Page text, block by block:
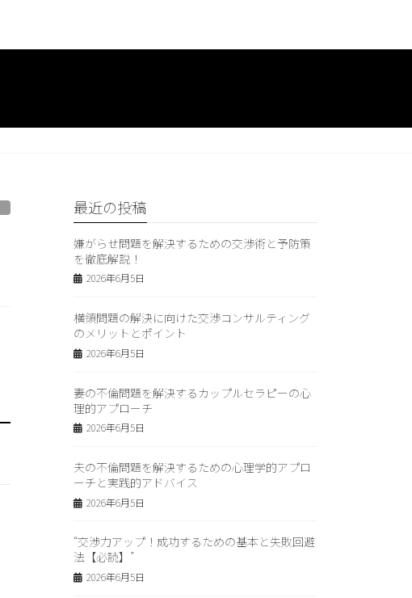
最近の投稿
嫌がらせ問題を解決するための交渉術と予防策
を徹底解説！
2026年6月5日
横領問題の解決に向けた交渉コンサルティング
のメリットとポイント
2026年6月5日
妻の不倫問題を解決するカップルセラピーの心
理的アプローチ
2026年6月5日
夫の不倫問題を解決するための心理学的アプロ
ーチと実践的アドバイス
2026年6月5日
“交渉力アップ！成功するための基本と失敗回避
法【必読】”
2026年6月5日